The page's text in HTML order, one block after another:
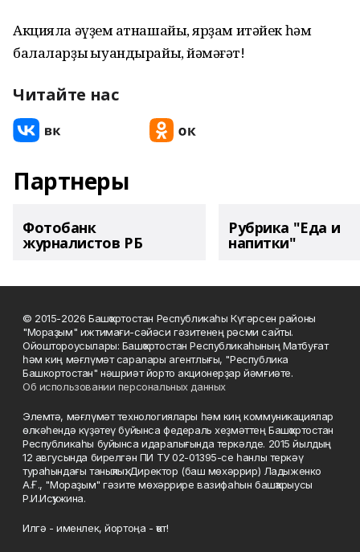
Акцияла әүҙем ҡатнашайыҡ, ярҙам итәйек һәм
балаларҙы ҡыуандырайыҡ, йәмәғәт!
Читайте нас
Партнеры
Фотобанк
журналистов РБ
Рубрика "Еда и
напитки"
© 2015-2026 Башҡортостан Республикаһы Күгәрсен районы
"Мораҙым" ижтимағи-сәйәси гәзитенең рәсми сайты.
Ойоштороусылары: Башҡортостан Республикаһының Матбуғат
һәм киң мәғлүмәт саралары агентлығы, "Республика
Башкортостан" нәшриәт йорто акционерҙар йәмғиәте.
Об использовании персональных данных
Элемтә, мәғлүмәт технологиялары һәм киң коммуникациялар
өлкәһендә күҙәтеү буйынса федераль хеҙмәттең Башҡортостан
Республикаһы буйынса идаралығында теркәлде. 2015 йылдың
12 авгусында бирелгән ПИ ТУ 02-01395-се һанлы теркәү
тураһындағы таныҡлыҡ. Директор (баш мөхәррир) Ладыженко
А.Ғ., "Мораҙым" гәзите мөхәррире вазифаһын башҡарыусы
Р.И.Исҡужина.
Илгә - именлек, йортоңа - ҡот!